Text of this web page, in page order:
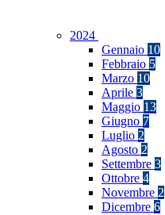
2024
Gennaio 10
Febbraio 5
Marzo 10
Aprile 3
Maggio 13
Giugno 7
Luglio 2
Agosto 2
Settembre 3
Ottobre 4
Novembre 2
Dicembre 6